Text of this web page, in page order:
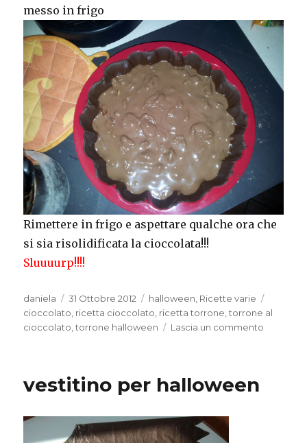
messo in frigo
Rimettere in frigo e aspettare qualche ora che
si sia risolidificata la cioccolata!!!
Sluuuurp!!!!
Autore
daniela
Pubblicato
il
31 Ottobre 2012 Categorie
halloween, Ricette varie
cioccolato, ricetta cioccolato, ricetta torrone,torrone al
cioccolato,torrone halloween Lascia un commento
vestitino per halloween